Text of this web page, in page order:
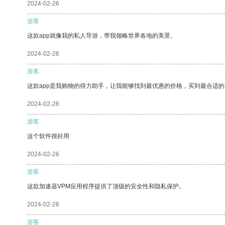
2024-02-26
游客
这款app就像我的私人导游，带我领略世界各地的美景。
2024-02-26
游客
这款app是我购物的得力助手，让我能够找到最优惠的价格，买到最合适
2024-02-26
游客
这个软件很好用
2024-02-26
游客
这款加速器VPM应用程序提供了顶级的安全性和隐私保护。
2024-02-26
游客